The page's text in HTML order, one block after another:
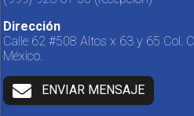
Dirección
Calle 62 #508 Altos x 63 y 65 Col.
México.
ENVIAR MENSAJE